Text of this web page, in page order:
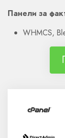
Панели за
WHMCS,